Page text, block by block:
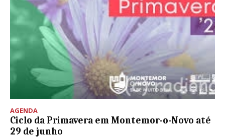
AGENDA
Ciclo da Primavera em Montemor-o-Novo até
29 de junho